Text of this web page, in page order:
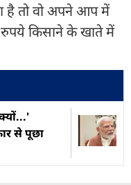
है तो वो अपने आप में
रुपये किसाने के खाते में
से पूछा